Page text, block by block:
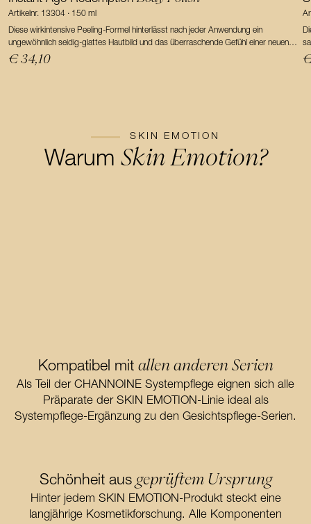
Artikelnr. 13304 · 150 ml
Diese wirkintensive Peeling-Formel hinterlässt nach jeder Anwendung ein
ungewöhnlich seidig-glattes Hautbild und das überraschende Gefühl einer neuen
€ 34,10
SKIN EMOTION
Warum Skin Emotion?
Kompatibel mit allen anderen Serien
Als Teil der CHANNOINE Systempflege eignen sich alle
Präparate der SKIN EMOTION-Linie ideal als
Systempflege-Ergänzung zu den Gesichtspflege-Serien.
Schönheit aus geprüftem Ursprung
Hinter jedem SKIN EMOTION-Produkt steckt eine
langjährige Kosmetikforschung. Alle Komponenten